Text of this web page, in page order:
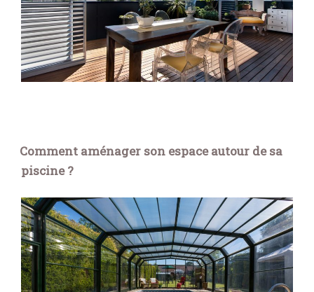
Comment aménager son espace autour de sa
piscine ?